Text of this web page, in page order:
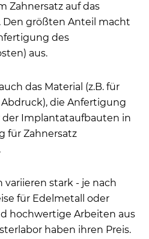
Zahnersatz auf das
Den größten Anteil macht
des
aus.
das Material (z.B. für
die Anfertigung
der Implantataufbauten in
für Zahnersatz
variieren stark - je nach
für Edelmetall oder
hochwertige Arbeiten aus
haben ihren Preis.